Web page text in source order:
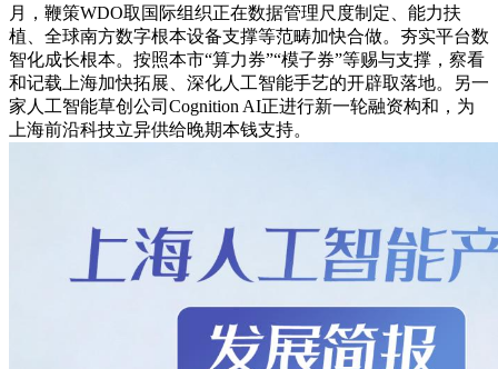
月，鞭策WDO取国际组织正在数据管理尺度制定、能力扶
植、全球南方数字根本设备支撑等范畴加快合做。夯实平台数
智化成长根本。按照本市“算力券”“模子券”等赐与支撑，察看
和记载上海加快拓展、深化人工智能手艺的开辟取落地。另一
家人工智能草创公司Cognition AI正进行新一轮融资构和，为
上海前沿科技立异供给晚期本钱支持。